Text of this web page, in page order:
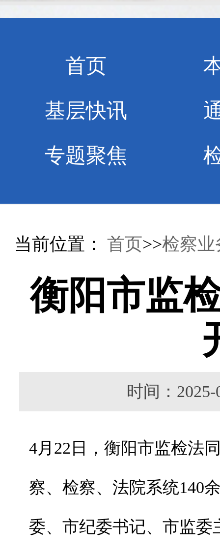
首页
基层快讯
专题聚焦
当前位置：首页>>检察业
衡阳市监
时间：
4月22日，衡阳市监检法
察、检察、法院系统140
委、市纪委书记、市监